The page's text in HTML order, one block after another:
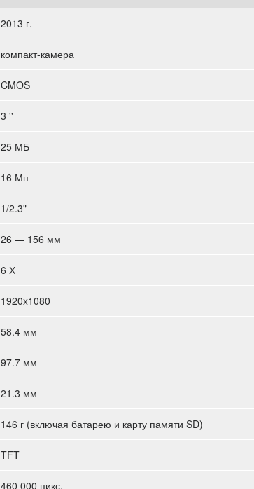
2013 г.
компакт-камера
CMOS
3 ''
25 МБ
16 Мп
1/2.3"
26 — 156 мм
6 Х
1920x1080
58.4 мм
97.7 мм
21.3 мм
146 г (включая батарею и карту памяти SD)
TFT
460 000 пикс.